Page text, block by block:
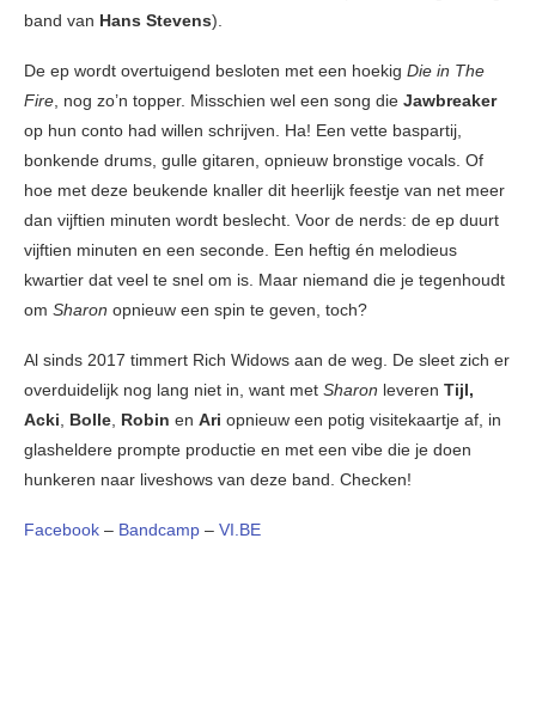
band van Hans Stevens).
De ep wordt overtuigend besloten met een hoekig Die in The
Fire , nog zo’n topper. Misschien wel een song die Jawbreaker
op hun conto had willen schrijven. Ha! Een vette baspartij,
bonkende drums, gulle gitaren, opnieuw bronstige vocals. Of
hoe met deze beukende knaller dit heerlijk feestje van net meer
dan vijftien minuten wordt beslecht. Voor de nerds: de ep duurt
vijftien minuten en een seconde. Een heftig én melodieus
kwartier dat veel te snel om is. Maar niemand die je tegenhoudt
om Sharon opnieuw een spin te geven, toch?
Al sinds 2017 timmert Rich Widows aan de weg. De sleet zich er
overduidelijk nog lang niet in, want met Sharon leveren Tijl,
Acki
Bolle Robin en Ari opnieuw een potig visitekaartje af, in
glasheldere prompte productie en met een vibe die je doen
hunkeren naar liveshows van deze band. Checken!
Facebook – Bandcamp – VI.BE